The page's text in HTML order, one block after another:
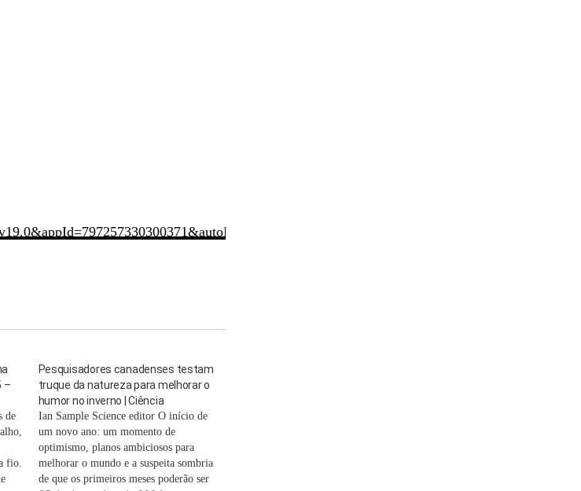
–
de
fio.
Pesquisadores canadenses testam
truque da natureza para melhorar o
humor no inverno | Ciência
Ian Sample Science editor O início de
um novo ano: um momento de
optimismo, planos ambiciosos para
melhorar o mundo e a suspeita sombria
de que os primeiros meses poderão ser